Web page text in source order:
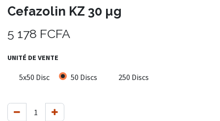
Cefazolin KZ 30 µg
5 178 FCFA
UNITÉ DE VENTE
5x50 Disc 50 Discs 250 Discs